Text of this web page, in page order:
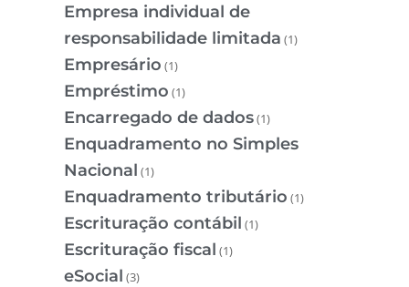
Empresa individual de
responsabilidade limitada (1)
Empresário (1)
Empréstimo (1)
Encarregado de dados(1)
Enquadramento no Simples
Nacional (1)
Enquadramento tributário (1)
Escrituração contábil (1)
Escrituração fiscal (1)
eSocial (3)